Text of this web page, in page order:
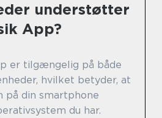
understøtter
App?
er tilgængelig på både
hvilket betyder, at
på din smartphone
du har.